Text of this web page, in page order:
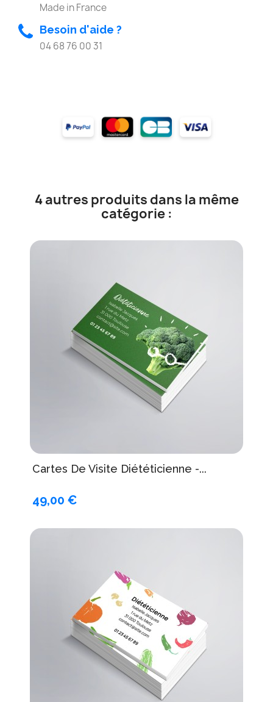
Made in France
Besoin d'aide ?
04 68 76 00 31
4 autres produits dans la même
catégorie :
Cartes De Visite Diététicienne -...
49,00 €